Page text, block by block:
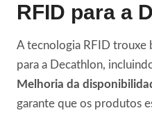
RFID para a
A tecnologia RFID trouxe
para a Decathlon,
Melhoria da
garante que os produtos